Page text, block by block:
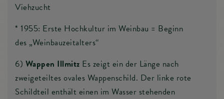
Viehzucht
* 1955: Erste Hochkultur im Weinbau = Beginn
des „Weinbauzeitalters“
6) Wappen Illmitz Es zeigt ein der Länge nach
zweigeteiltes ovales Wappenschild. Der linke rote
Schildteil enthält einen im Wasser stehenden